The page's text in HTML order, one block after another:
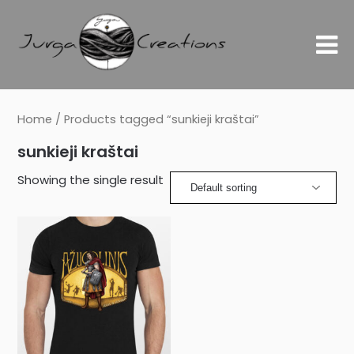
Home / Products tagged “sunkieji kraštai”
sunkieji kraštai
Showing the single result